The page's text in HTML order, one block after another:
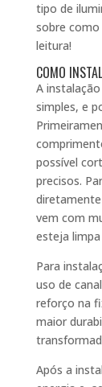
tipo de
sobre como
leitura!
COMO
A
simples, e
possível
precisos.
vem com
esteja limpa
Para
uso de
reforço na
maior
Após a